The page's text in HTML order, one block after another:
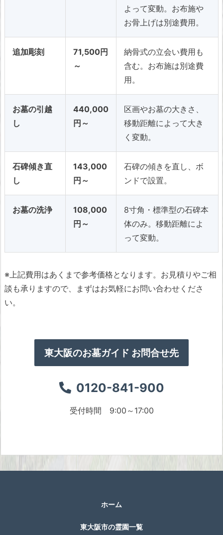
よって変動。お布施や
お骨上げは別途費用。
追加彫刻
71,500円
～
納骨式の立会い費用も
含む。お布施は別途費
用。
お墓の引越
し
440,000
円～
区画やお墓の大きさ、
移動距離によって大き
く変動。
石碑傾き直
し
143,000
円～
石碑の傾きを直し、ボ
ンドで設置。
お墓の洗浄
108,000
円～
8寸角・標準型の石碑本
体のみ。移動距離によ
って変動。
※上記費用はあくまで参考価格となります。お見積りやご相
談も承りますので、まずはお気軽にお問い合わせくださ
い。
東大阪のお墓ガイド お問合せ先
0120-841-900
受付時間 9:00～17:00
ホーム
東大阪市の霊園一覧